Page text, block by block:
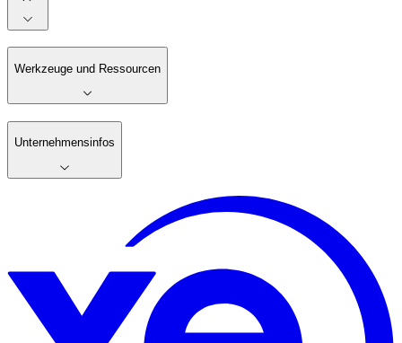
Werkzeuge und Ressourcen
Unternehmensinfos